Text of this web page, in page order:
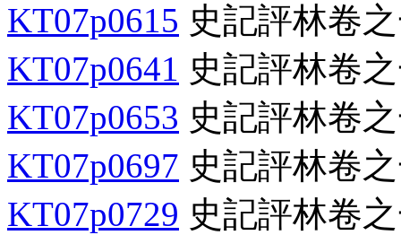
KT07p0615 史記評林卷
KT07p0641 史記評林卷
KT07p0653 史記評林卷
KT07p0697 史記評林卷
KT07p0729 史記評林卷